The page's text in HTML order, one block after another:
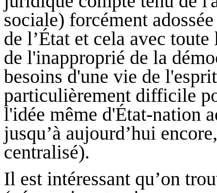
sociale) forcément
de l’État et cela avec
de l'inapproprié de la
besoins d'une vie de
particulièrement difficile
l'idée même d'État-nation
jusqu’à aujourd’hui
centralisé).
Il est intéressant qu’on